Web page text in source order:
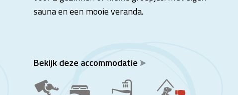
sauna en een mooie veranda.
Bekijk deze accommodatie